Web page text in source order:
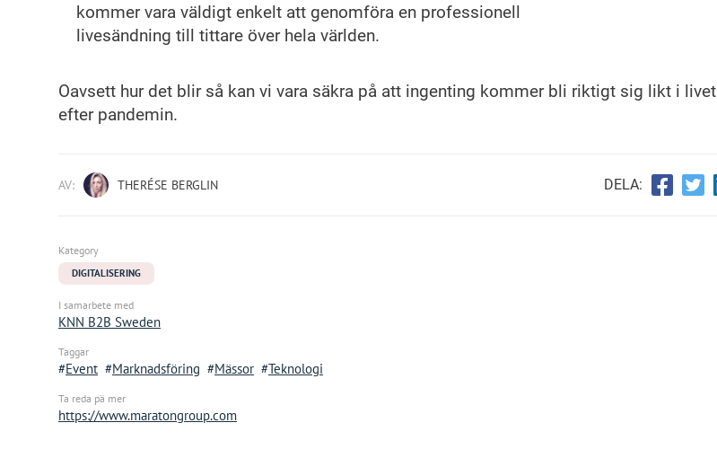
kommer vara väldigt enkelt att genomföra en professionell
livesändning till tittare över hela världen.
Oavsett hur det blir så kan vi vara säkra på att ingenting kommer bli riktigt sig likt i livet
efter pandemin.
AV: THERÉSE BERGLIN DELA:
Kategory
DIGITALISERING
I samarbete med
KNN B2B Sweden
Taggar
Event Marknadsföring Mässor Teknologi
Ta reda pä mer
https://www.maratongroup.com